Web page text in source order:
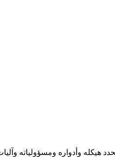
هيكله وأدواره ومسؤولياته وآليات